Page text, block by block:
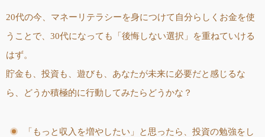
20代の今、マネーリテラシーを身につけて自分らしくお金を使
うことで、30代になっても「後悔しない選択」を重ねていける
はず。
貯金も、投資も、遊びも、あなたが未来に必要だと感じるな
ら、どうか積極的に行動してみたらどうかな？
「もっと収入を増やしたい」と思ったら、投資の勉強をし